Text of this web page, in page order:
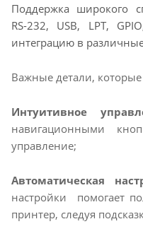
Поддержка широкого
RS-232, USB, LPT,
интеграцию в
Важные детали,
Интуитивное
навигационными
управление;
Автоматическая
настройки помогает
принтер, следуя